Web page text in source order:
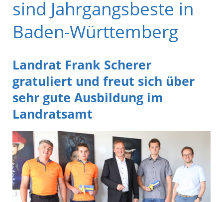
sind Jahrgangsbeste in
Baden-Württemberg
Landrat Frank Scherer
gratuliert und freut sich über
sehr gute Ausbildung im
Landratsamt